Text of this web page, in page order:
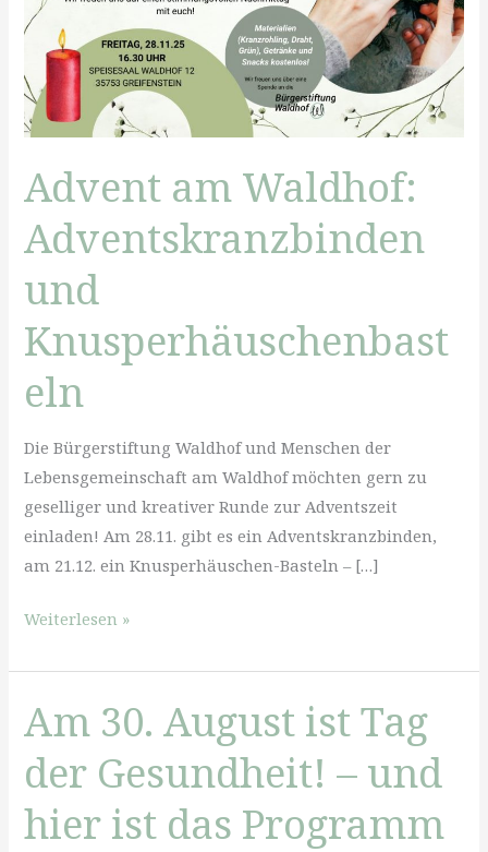
Advent am Waldhof:
Adventskranzbinden
und
Knusperhäuschenbast
eln
Die Bürgerstiftung Waldhof und Menschen der
Lebensgemeinschaft am Waldhof möchten gern zu
geselliger und kreativer Runde zur Adventszeit
einladen! Am 28.11. gibt es ein Adventskranzbinden,
am 21.12. ein Knusperhäuschen-Basteln – […]
Advent
Waldhof:
Adventskranzbinden
und
Knusperhäuschenbasteln
Weiterlesen »
Am 30. August ist Tag
der Gesundheit! – und
hier ist das Programm